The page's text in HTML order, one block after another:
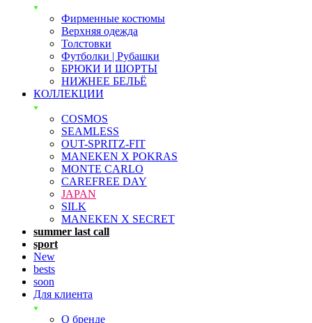
Фирменные костюмы
Верхняя одежда
Толстовки
Футболки | Рубашки
БРЮКИ И ШОРТЫ
НИЖНЕЕ БЕЛЬЁ
КОЛЛЕКЦИИ
COSMOS
SEAMLESS
OUT-SPRITZ-FIT
MANEKEN X POKRAS
MONTE CARLO
CAREFREE DAY
JAPAN
SILK
MANEKEN X SECRET
summer last call
sport
New
bests
soon
Для клиента
О бренде